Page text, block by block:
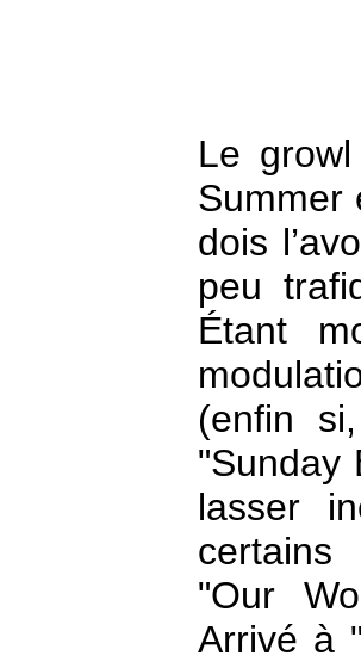
Le
Summer
dois
peu
Étant
(enfin
"Sunday
lasser
"Our
Arrivé à